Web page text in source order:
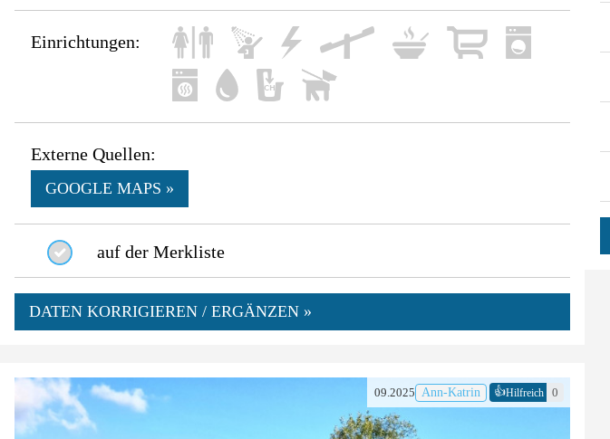
Einrichtungen:
Externe Quellen:
GOOGLE MAPS »
auf der Merkliste
DATEN KORRIGIEREN / ERGÄNZEN »
09.2025 Ann-Katrin 👍Hilfreich 0